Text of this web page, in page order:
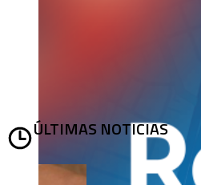
ÚLTIMAS NOTICIAS